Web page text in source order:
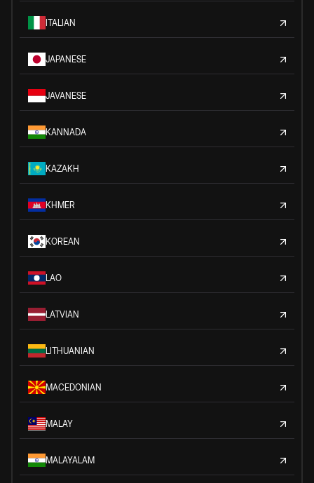
ITALIAN
JAPANESE
JAVANESE
KANNADA
KAZAKH
KHMER
KOREAN
LAO
LATVIAN
LITHUANIAN
MACEDONIAN
MALAY
MALAYALAM